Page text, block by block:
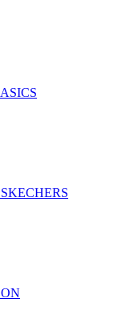
ASICS
SKECHERS
ON